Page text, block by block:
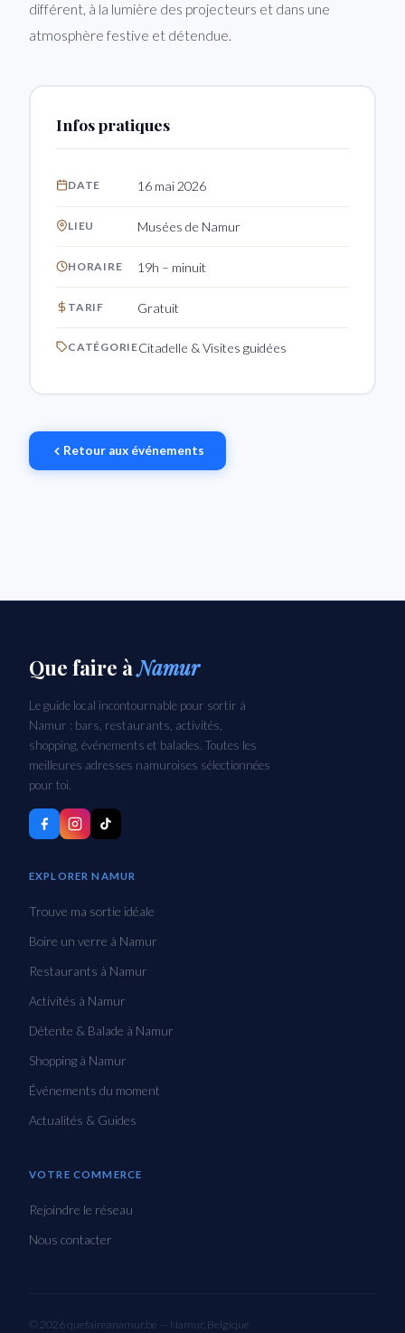
différent, à la lumière des projecteurs et dans une
atmosphère festive et détendue.
Infos pratiques
DATE 16 mai 2026
LIEU Musées de Namur
HORAIRE 19h – minuit
TARIF Gratuit
CATÉGORIECitadelle & Visites guidées
Retour aux événements
Que faire àNamur
Le guide local incontournable pour sortir à
Namur : bars, restaurants, activités,
shopping, événements et balades. Toutes les
meilleures adresses namuroises sélectionnées
pour toi.
EXPLORER NAMUR
Trouve ma sortie idéale
Boire un verre à Namur
Restaurants à Namur
Activités à Namur
Détente & Balade à Namur
Shopping à Namur
Événements du moment
Actualités & Guides
VOTRE COMMERCE
Rejoindre le réseau
Nous contacter
© 2026 quefaireanamur.be — Namur, Belgique